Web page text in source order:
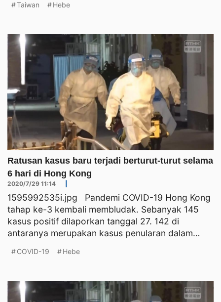
Taiwan Hebe
Ratusan kasus baru terjadi berturut-turut selama
6 hari di Hong Kong
2020/7/29 11:14
1595992535i.jpg Pandemi COVID-19 Hong Kong
tahap ke-3 kembali membludak. Sebanyak 145
kasus positif dilaporkan tanggal 27. 142 di
antaranya merupakan kasus penularan dalam
COVID-19 Hebe